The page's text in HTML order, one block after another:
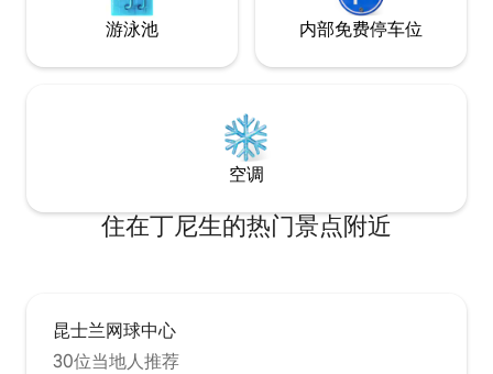
游泳池 内部免费停车位
空调
住在丁尼生的热门景点附近
昆士兰网球中心
30位当地人推荐